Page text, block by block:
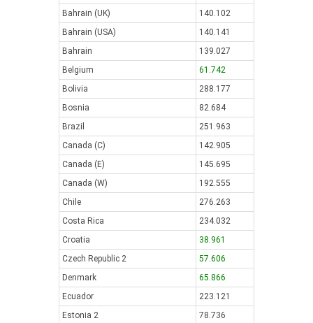
Bahrain (UK)
140.102
Bahrain (USA)
140.141
Bahrain
139.027
Belgium
61.742
Bolivia
288.177
Bosnia
82.684
Brazil
251.963
Canada (C)
142.905
Canada (E)
145.695
Canada (W)
192.555
Chile
276.263
Costa Rica
234.032
Croatia
38.961
Czech Republic 2
57.606
Denmark
65.866
Ecuador
223.121
Estonia 2
78.736